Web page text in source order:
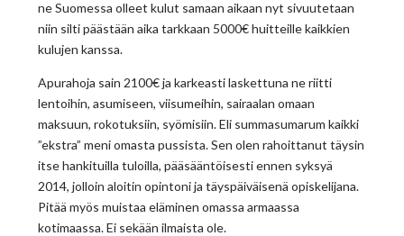
ne Suomessa olleet kulut samaan aikaan nyt sivuutetaan
niin silti päästään aika tarkkaan 5000€ huitteille kaikkien
kulujen kanssa.
Apurahoja sain 2100€ ja karkeasti laskettuna ne riitti
lentoihin, asumiseen, viisumeihin, sairaalan omaan
maksuun, rokotuksiin, syömisiin. Eli summasumarum kaikki
”ekstra” meni omasta pussista. Sen olen rahoittanut täysin
itse hankituilla tuloilla, pääsääntöisesti ennen syksyä
2014, jolloin aloitin opintoni ja täyspäiväisenä opiskelijana.
Pitää myös muistaa eläminen omassa armaassa
kotimaassa. Ei sekään ilmaista ole.